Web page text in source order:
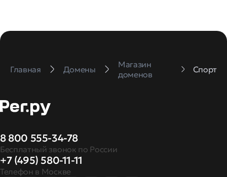
Главная Домены
Магазин
доменов
Спорт
8 800 555-34-78
Бесплатный звонок по России
+7 (495) 580-11-11
Телефон в Москве